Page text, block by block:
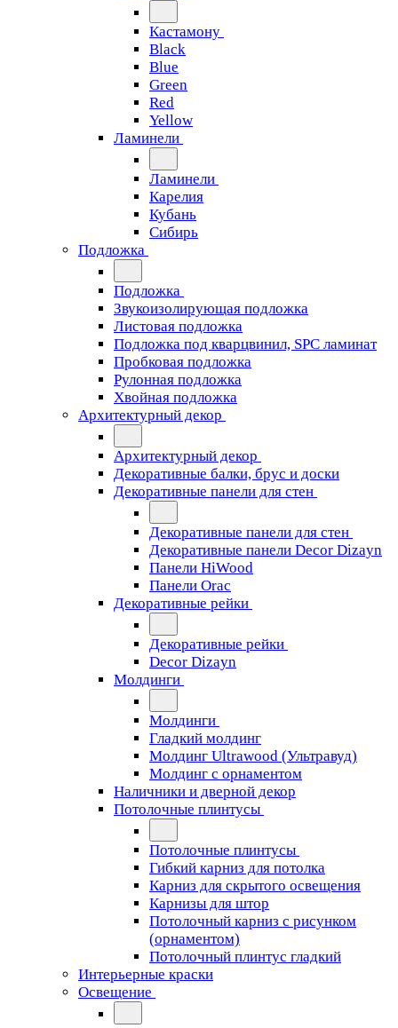
Кастамону
Black
Blue
Green
Red
Yellow
Ламинели
Ламинели
Карелия
Кубань
Сибирь
Подложка
Подложка
Звукоизолирующая подложка
Листовая подложка
Подложка под кварцвинил, SPC ламинат
Пробковая подложка
Рулонная подложка
Хвойная подложка
Архитектурный декор
Архитектурный декор
Декоративные балки, брус и доски
Декоративные панели для стен
Декоративные панели для стен
Декоративные панели Decor Dizayn
Панели HiWood
Панели Orac
Декоративные рейки
Декоративные рейки
Decor Dizayn
Молдинги
Молдинги
Гладкий молдинг
Молдинг Ultrawood (Ультравуд)
Молдинг с орнаментом
Наличники и дверной декор
Потолочные плинтусы
Потолочные плинтусы
Гибкий карниз для потолка
Карниз для скрытого освещения
Карнизы для штор
Потолочный карниз с рисунком
(орнаментом)
Потолочный плинтус гладкий
Интерьерные краски
Освещение